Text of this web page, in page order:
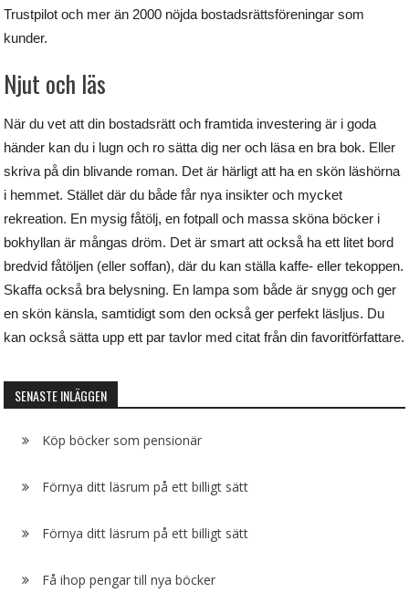
Trustpilot och mer än 2000 nöjda bostadsrättsföreningar som
kunder.
Njut och läs
När du vet att din bostadsrätt och framtida investering är i goda
händer kan du i lugn och ro sätta dig ner och läsa en bra bok. Eller
skriva på din blivande roman. Det är härligt att ha en skön läshörna
i hemmet. Stället där du både får nya insikter och mycket
rekreation. En mysig fåtölj, en fotpall och massa sköna böcker i
bokhyllan är mångas dröm. Det är smart att också ha ett litet bord
bredvid fåtöljen (eller soffan), där du kan ställa kaffe- eller tekoppen.
Skaffa också bra belysning. En lampa som både är snygg och ger
en skön känsla, samtidigt som den också ger perfekt läsljus. Du
kan också sätta upp ett par tavlor med citat från din favoritförfattare.
SENASTE INLÄGGEN
Köp böcker som pensionär
Förnya ditt läsrum på ett billigt sätt
Förnya ditt läsrum på ett billigt sätt
Få ihop pengar till nya böcker